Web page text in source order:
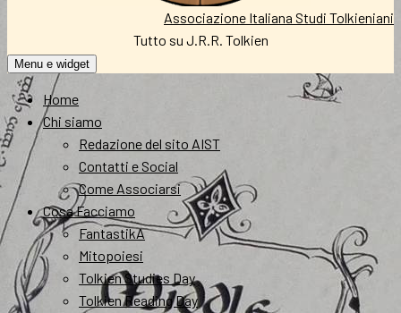
Associazione Italiana Studi Tolkieniani
Tutto su J.R.R. Tolkien
Menu e widget
Home
Chi siamo
Redazione del sito AIST
Contatti e Social
Come Associarsi
Cosa Facciamo
FantastikA
Mitopoiesi
Tolkien Studies Day
Tolkien Reading Day